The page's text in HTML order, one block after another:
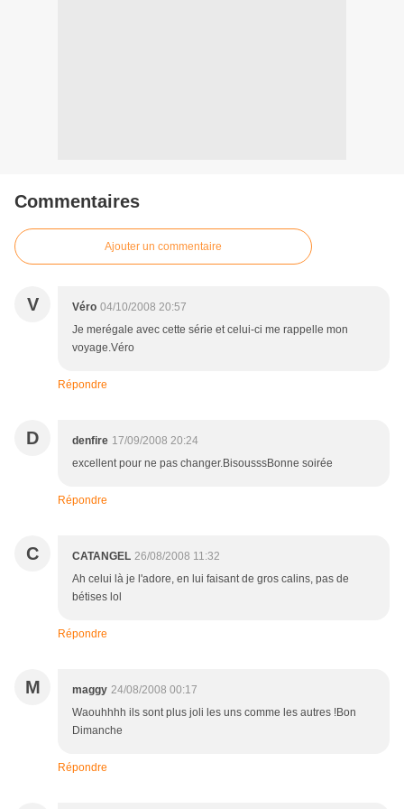
Commentaires
Ajouter un commentaire
V Véro 04/10/2008 20:57
Je merégale avec cette série et celui-ci me rappelle mon
voyage.Véro
Répondre
D denfire 17/09/2008 20:24
excellent pour ne pas changer.BisousssBonne soirée
Répondre
C CATANGEL 26/08/2008 11:32
Ah celui là je l'adore, en lui faisant de gros calins, pas de
bétises lol
Répondre
M maggy 24/08/2008 00:17
Waouhhhh ils sont plus joli les uns comme les autres !Bon
Dimanche
Répondre